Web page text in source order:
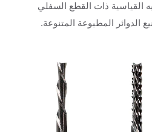
القياسية ذات القطع السفلي
الدوائر المطبوعة المتنوعة.